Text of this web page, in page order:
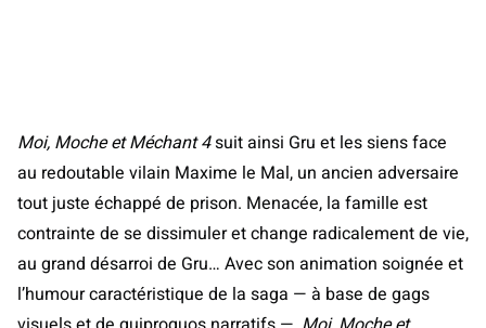
Moi, Moche et Méchant 4suit ainsi Gru et les siens face
au redoutable vilain Maxime le Mal, un ancien adversaire
tout juste échappé de prison. Menacée, la famille est
contrainte de se dissimuler et change radicalement de vie,
au grand désarroi de Gru… Avec son animation soignée et
l’humour caractéristique de la saga — à base de gags